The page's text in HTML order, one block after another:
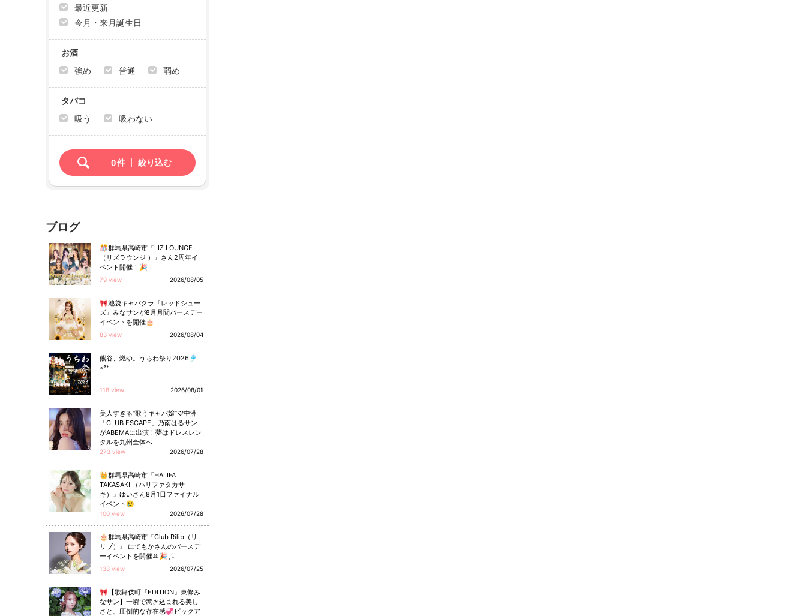
最近更新
今月・来月誕生日
お酒
強め
普通 弱め
タバコ
吸う
吸わない
0件 絞り込む
ブログ
🎊群馬県高崎市『LIZ LOUNGE
（リズラウンジ ）』さん2周年イ
ベント開催！🎉
79 view 2026/08/05
🎀池袋キャバクラ『レッドシュー
ズ』みなサンが8月月間バースデー
イベントを開催🎂
83 view 2026/08/04
熊谷、燃ゆ。うちわ祭り2026🎐
◦°⁺
118 view 2026/08/01
美人すぎる“歌うキャバ嬢”♡中洲
「CLUB ESCAPE」乃南はるサン
がABEMAに出演！夢はドレスレン
タルを九州全体へ
273 view 2026/07/28
👑群馬県高崎市『HALIFA
TAKASAKI （ハリファタカサ
キ）』ゆいさん8月1日ファイナル
イベント😢
100 view 2026/07/28
🎂群馬県高崎市『Club Rilib（リ
リブ）』 にてもかさんのバースデ
ーイベントを開催ꔛ🎉ˎˊ˗
133 view 2026/07/25
🎀【歌舞伎町『EDITION』東條み
なサン】一瞬で惹き込まれる美し
さと、圧倒的な存在感💞ピックア